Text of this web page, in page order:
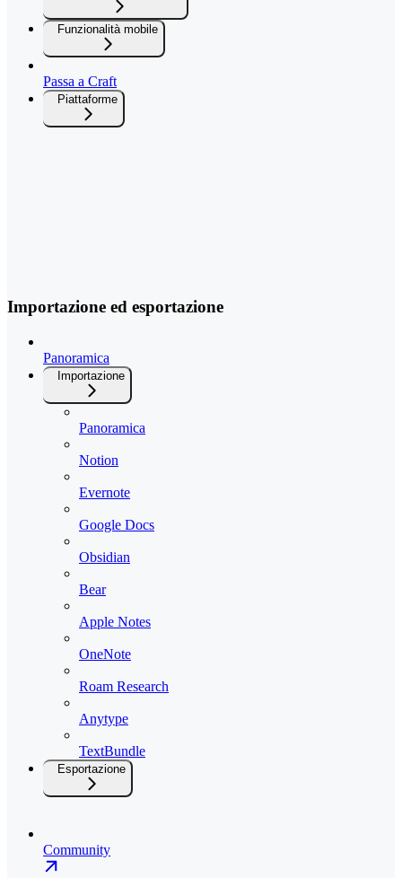
Funzionalità mobile
Passa a Craft
Piattaforme
Importazione ed esportazione
Panoramica
Importazione
Panoramica
Notion
Evernote
Google Docs
Obsidian
Bear
Apple Notes
OneNote
Roam Research
Anytype
TextBundle
Esportazione
Community